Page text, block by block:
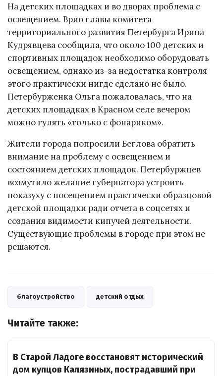
На детских площадках и во дворах проблема с
освещением. Врио главы комитета
территориального развития Петербурга Ирина
Кудрявцева сообщила, что около 100 детских и
спортивных площадок необходимо оборудовать
освещением, однако из-за недостатка контроля
этого практически нигде сделано не было.
Петербурженка Ольга пожаловалась, что на
детских площадках в Красном селе вечером
можно гулять «только с фонариком».
Жители города попросили Беглова обратить
внимание на проблему с освещением и
состоянием детских площадок. Петербуржцев
возмутило желание губернатора устроить
показуху с посещением практически образцовой
детской площадки ради отчета в соцсетях и
создания видимости кипучей деятельности.
Существующие проблемы в городе при этом не
решаются.
благоустройство детский отдых
Читайте также:
В Старой Ладоге восстановят исторический
дом купцов Калязиных, пострадавший при